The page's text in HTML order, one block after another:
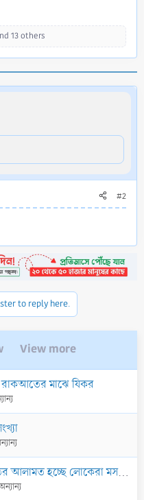
13 others
#2
to reply here.
View more
রাকআতের মাঝে যিকর
মসজিদের ভিতরে প্রবেশ করবে কিন্তু তাতে দুই রাকআত ছালাত পড়বে না। হাদীছটি কি ছহীহ?